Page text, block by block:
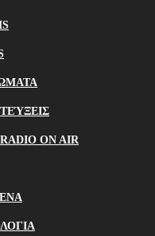
ON AIR